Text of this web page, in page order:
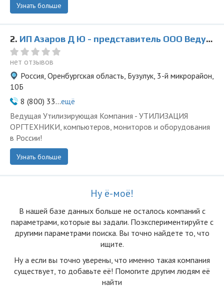
Узнать больше
2. ИП Азаров Д Ю - представитель ООО Ведущая Утилизирующая Компания
нет отзывов
Россия, Оренбургская область, Бузулук, 3-й микрорайон,
10Б
8 (800) 33...ещё
Ведущая Утилизирующая Компания - УТИЛИЗАЦИЯ
ОРГТЕХНИКИ, компьютеров, мониторов и оборудования
в России!
Узнать больше
Ну ё-моё!
В нашей базе данных больше не осталоcь компаний с
параметрами, которые вы задали. Поэкспериментируйте с
другими параметрами поиска. Вы точно найдете то, что
ищите.
Ну а если вы точно уверены, что именно такая компания
существует, то добавьте её! Помогите другим людям её
найти